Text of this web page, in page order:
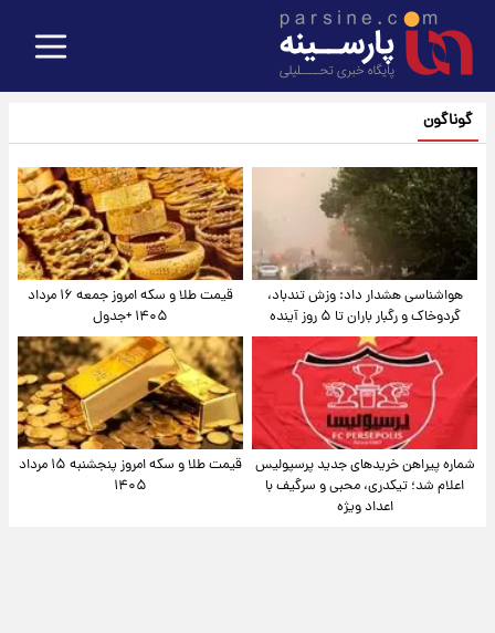
گوناگون
هواشناسی هشدار داد: وزش تندباد،
گردوخاک و رگبار باران تا ۵ روز آینده
قیمت طلا و سکه امروز جمعه ۱۶ مرداد
۱۴۰۵ +جدول
شماره پیراهن خریدهای جدید پرسپولیس
اعلام شد؛ تیکدری، محبی و سرگیف با
اعداد ویژه
قیمت طلا و سکه امروز پنجشنبه ۱۵ مرداد
۱۴۰۵